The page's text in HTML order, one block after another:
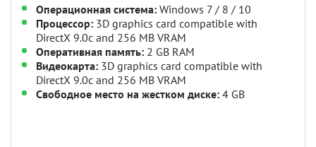
Операционная система: Windows 7 / 8 / 10
Процессор: 3D graphics card compatible with
DirectX 9.0c and 256 MB VRAM
Оперативная память: 2 GB RAM
Видеокарта: 3D graphics card compatible with
DirectX 9.0c and 256 MB VRAM
Свободное место на жестком диске: 4 GB